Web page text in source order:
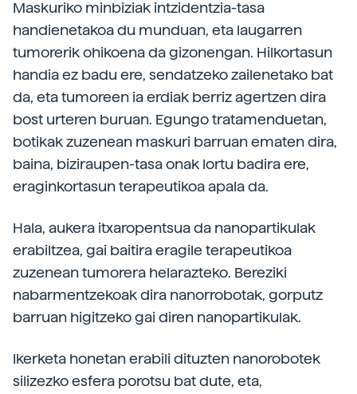
Maskuriko minbiziak intzidentzia-tasa
handienetakoa du munduan, eta laugarren
tumorerik ohikoena da gizonengan. Hilkortasun
handia ez badu ere, sendatzeko zailenetako bat
da, eta tumoreen ia erdiak berriz agertzen dira
bost urteren buruan. Egungo tratamenduetan,
botikak zuzenean maskuri barruan ematen dira,
baina, biziraupen-tasa onak lortu badira ere,
eraginkortasun terapeutikoa apala da.
Hala, aukera itxaropentsua da nanopartikulak
erabiltzea, gai baitira eragile terapeutikoa
zuzenean tumorera helarazteko. Bereziki
nabarmentzekoak dira nanorrobotak, gorputz
barruan higitzeko gai diren nanopartikulak.
Ikerketa honetan erabili dituzten nanorobotek
silizezko esfera porotsu bat dute, eta,